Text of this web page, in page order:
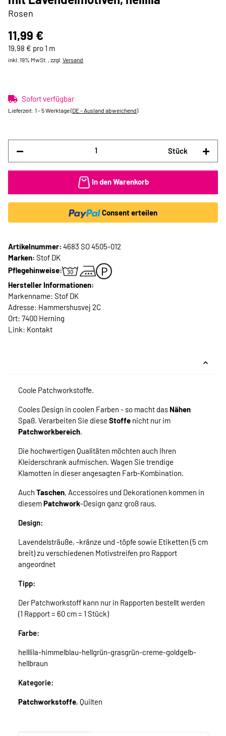
Rosen
11,99 €
19,98 € pro 1 m
inkl. 19% MwSt. , zzgl. Versand
Sofort verfügbar
Lieferzeit: 1 - 5 Werktage(DE - Ausland abweichend)
Stück
In den Warenkorb
Consent erteilen
Artikelnummer: 4683 SO 4505-012
Marken: Stof DK
Pflegehinweise:
Hersteller Informationen:
Markenname: Stof DK
Adresse: Hammershusvej 2C
Ort: 7400 Herning
Link: Kontakt
Coole Patchworkstoffe.
Cooles Design in coolen Farben - so macht das Nähen
Spaß. Verarbeiten Sie diese Stoffe nicht nur im
Patchworkbereich.
Die hochwertigen Qualitäten möchten auch Ihren
Kleiderschrank aufmischen. Wagen Sie trendige
Klamotten in dieser angesagten Farb-Kombination.
Auch Taschen, Accessoires und Dekorationen kommen in
diesemPatchwork-Design ganz groß raus.
Design:
Lavendelsträuße, -kränze und -töpfe sowie Etiketten (5 cm
breit) zu verschiedenen Motivstreifen pro Rapport
angeordnet
Tipp:
Der Patchworkstoff kann nur in Rapporten bestellt werden
(1 Rapport = 60 cm = 1 Stück)
Farbe:
helllila-himmelblau-hellgrün-grasgrün-creme-goldgelb-
hellbraun
Kategorie:
Patchworkstoffe, Quilten